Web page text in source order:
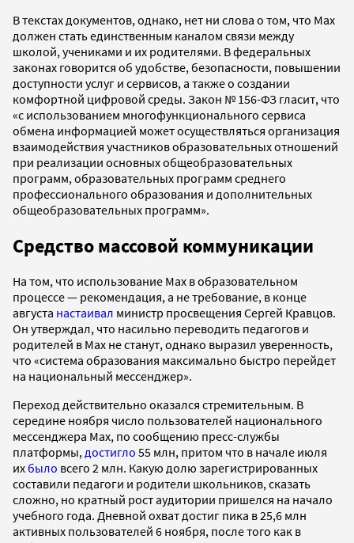
В текстах документов, однако, нет ни слова о том, что Max
должен стать единственным каналом связи между
школой, учениками и их родителями. В федеральных
законах говорится об удобстве, безопасности, повышении
доступности услуг и сервисов, а также о создании
комфортной цифровой среды. Закон № 156-ФЗ гласит, что
«с использованием многофункционального сервиса
обмена информацией может осуществляться организация
взаимодействия участников образовательных отношений
при реализации основных общеобразовательных
программ, образовательных программ среднего
профессионального образования и дополнительных
общеобразовательных программ».
Средство массовой коммуникации
На том, что использование Max в образовательном
процессе — рекомендация, а не требование, в конце
августа настаивал министр просвещения Сергей Кравцов.
Он утверждал, что насильно переводить педагогов и
родителей в Max не станут, однако выразил уверенность,
что «система образования максимально быстро перейдет
на национальный мессенджер».
Переход действительно оказался стремительным. В
середине ноября число пользователей национального
мессенджера Max, по сообщению пресс-службы
платформы,достигло 55 млн, притом что в начале июля
ихбыло всего 2 млн. Какую долю зарегистрированных
составили педагоги и родители школьников, сказать
сложно, но кратный рост аудитории пришелся на начало
учебного года. Дневной охват достиг пика в 25,6 млн
активных пользователей 6 ноября, после того как в